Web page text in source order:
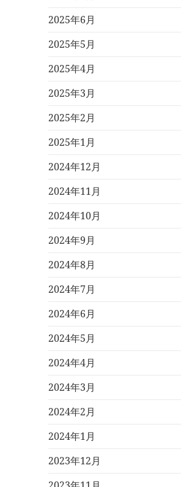
2025年6月
2025年5月
2025年4月
2025年3月
2025年2月
2025年1月
2024年12月
2024年11月
2024年10月
2024年9月
2024年8月
2024年7月
2024年6月
2024年5月
2024年4月
2024年3月
2024年2月
2024年1月
2023年12月